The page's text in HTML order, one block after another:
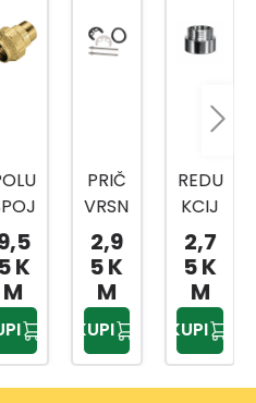
MESI
NG
SA
1
5 K
M
PRIČ
VRSN
A
PLOČ
A ZA
BATE
RIJU
EV30
76
2,9
5 K
M
KUPI
REDU
KCIJ
A
NIKL
OVA
NA
EV30
70
1/2-
2,7
5 K
M
KUPI